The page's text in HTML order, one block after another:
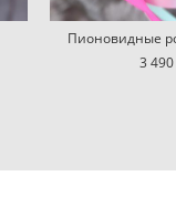
Пионовидные
3